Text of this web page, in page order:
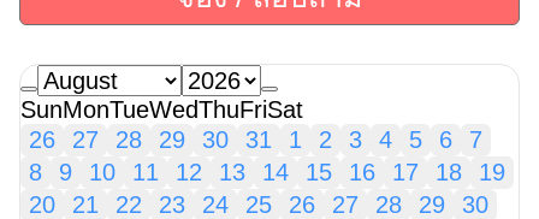
SunMonTueWedThuFriSat
26
27 28 29 30 31 1 2 3 4 5 6
7
8
9 10 11 12 13 14 15 16 17 18
19
20
21 22 23 24 25 26 27 28 29
30